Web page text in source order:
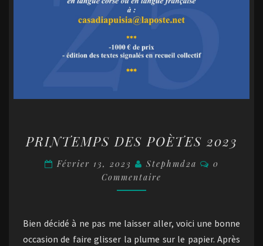
DES
POÈTES
2023
PRINTEMPS DES POÈTES 2023
Février 13, 2023 Stephmd2a
0
Commentaire
Bien décidé à ne pas me laisser aller, voici une bonne
occasion de faire glisser la plume sur le papier. Après